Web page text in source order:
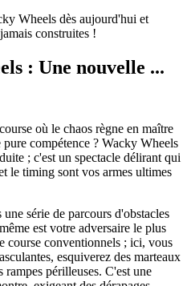
Wheels dès aujourd'hui et
construites !
: Une nouvelle ...
où le chaos règne en maître
compétence ? Wacky Wheels
; c'est un spectacle délirant qui
le timing sont vos armes ultimes
série de parcours d'obstacles
est votre adversaire le plus
course conventionnels ; ici, vous
esquiverez des marteaux
rampes périlleuses. C'est une